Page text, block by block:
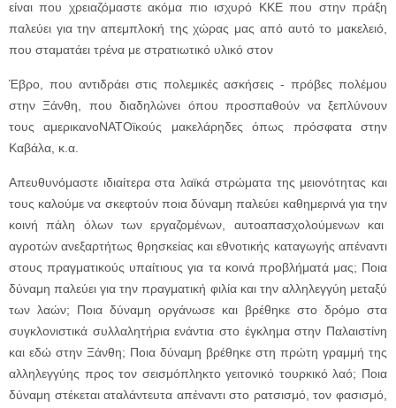
είναι που χρειαζόμαστε ακόμα πιο ισχυρό ΚΚΕ που στην πράξη
παλεύει για την απεμπλοκή της χώρας μας από αυτό το μακελειό,
που σταματάει τρένα με στρατιωτικό υλικό στον
Έβρο, που αντιδράει στις πολεμικές ασκήσεις - πρόβες πολέμου
στην Ξάνθη, που διαδηλώνει όπου προσπαθούν να ξεπλύνουν
τους αμερικανοΝΑΤΟϊκούς μακελάρηδες όπως πρόσφατα στην
Καβάλα, κ.α.
Απευθυνόμαστε ιδιαίτερα στα λαϊκά στρώματα της μειονότητας και
τους καλούμε να σκεφτούν ποια δύναμη παλεύει καθημερινά για την
κοινή πάλη όλων των εργαζομένων, αυτοαπασχολούμενων και
αγροτών ανεξαρτήτως θρησκείας και εθνοτικής καταγωγής απέναντι
στους πραγματικούς υπαίτιους για τα κοινά προβλήματά μας; Ποια
δύναμη παλεύει για την πραγματική φιλία και την αλληλεγγύη μεταξύ
των λαών; Ποια δύναμη οργάνωσε και βρέθηκε στο δρόμο στα
συγκλονιστικά συλλαλητήρια ενάντια στο έγκλημα στην Παλαιστίνη
και εδώ στην Ξάνθη; Ποια δύναμη βρέθηκε στη πρώτη γραμμή της
αλληλεγγύης προς τον σεισμόπληκτο γειτονικό τουρκικό λαό; Ποια
δύναμη στέκεται αταλάντευτα απέναντι στο ρατσισμό, τον φασισμό,